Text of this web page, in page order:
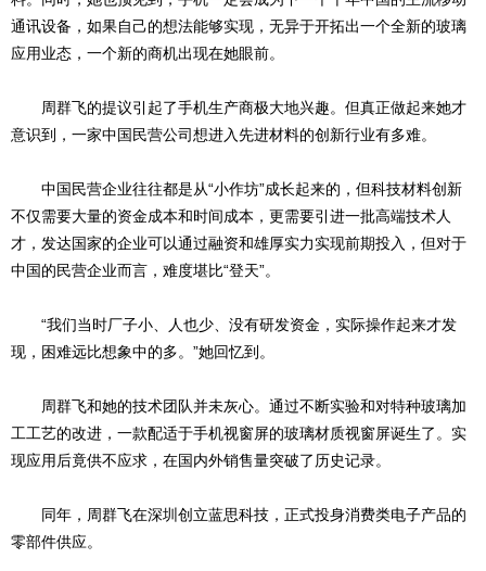
通讯设备，如果自己的想法能够实现，无异于开拓出一个全新的玻璃
应用业态，一个新的商机出现在她眼前。
周群飞的提议引起了手机生产商极大地兴趣。但真正做起来她才
意识到，一家中国民营公司想进入先进材料的创新行业有多难。
中国民营企业往往都是从“小作坊”成长起来的，但科技材料创新
不仅需要大量的资金成本和时间成本，更需要引进一批高端技术人
才，发达国家的企业可以通过融资和雄厚实力实现前期投入，但对于
中国的民营企业而言，难度堪比“登天”。
“我们当时厂子小、人也少、没有研发资金，实际操作起来才发
现，困难远比想象中的多。”她回忆到。
周群飞和她的技术团队并未灰心。通过不断实验和对特种玻璃加
工工艺的改进，一款配适于手机视窗屏的玻璃材质视窗屏诞生了。实
现应用后竟供不应求，在国内外销售量突破了历史记录。
同年，周群飞在深圳创立蓝思科技，正式投身消费类电子产品的
零部件供应。